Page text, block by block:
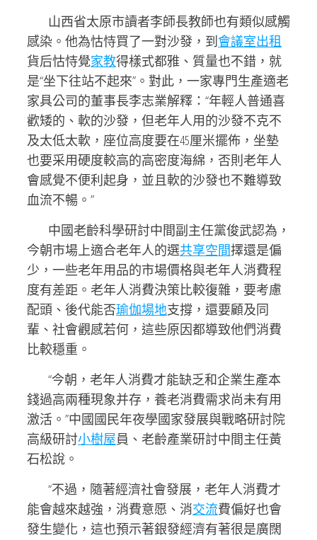
山西省太原市讀者李師長教師也有類似感觸
感染。他為怙恃買了一對沙發，到會議室出租
貨后怙恃覺家教得樣式都雅、質量也不錯，就
是“坐下往站不起來”。對此，一家專門生產適老
家具公司的董事長李志業解釋：“年輕人普通喜
歡矮的、軟的沙發，但老年人用的沙發不克不
及太低太軟，座位高度要在45厘米擺佈，坐墊
也要采用硬度較高的高密度海綿，否則老年人
會感覺不便利起身，並且軟的沙發也不難導致
血流不暢。”
中國老齡科學研討中間副主任黨俊武認為，
今朝市場上適合老年人的選共享空間擇還是偏
少，一些老年用品的市場價格與老年人消費程
度有差距。老年人消費決策比較復雜，要考慮
配頭、後代能否瑜伽場地支撐，還要顧及同
輩、社會觀感若何，這些原因都導致他們消費
比較穩重。
“今朝，老年人消費才能缺乏和企業生產本
錢過高兩種現象并存，養老消費需求尚未有用
激活。”中國國民年夜學國家發展與戰略研討院
高級研討小樹屋員、老齡產業研討中間主任黃
石松說。
“不過，隨著經濟社會發展，老年人消費才
能會越來越強，消費意愿、消交流費偏好也會
發生變化，這也預示著銀發經濟有著很是廣闊